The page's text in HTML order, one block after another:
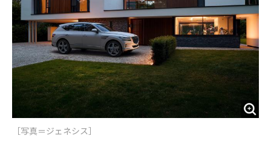
［写真＝​​ジェネシス］